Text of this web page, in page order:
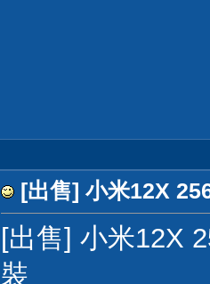
[出售] 小米12X
[出售] 小米12X
裝